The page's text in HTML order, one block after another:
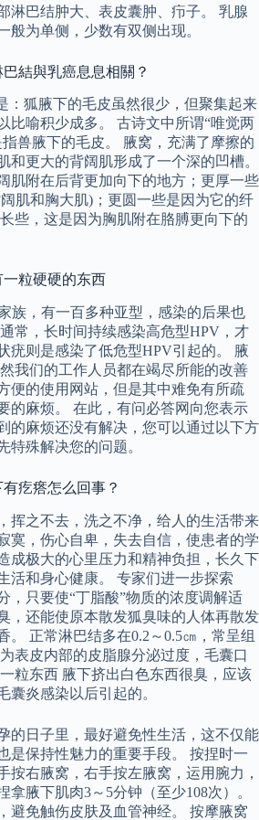
淋巴结肿大、表皮囊肿、疖子。 乳腺
般为单侧，少数有双侧出现。
結與乳癌息息相關？
：狐腋下的毛皮虽然很少，但聚集起来
比喻积少成多。 古诗文中所谓“唯觉两
兽腋下的毛皮。 腋窝，充满了摩擦的
和更大的背阔肌形成了一个深的凹槽。
肌附在后背更加向下的地方；更厚一些
肌和胸大肌)；更圆一些是因为它的纤
些，这是因为胸肌附在胳膊更向下的
粒硬硬的东西
族，有一百多种亚型，感染的后果也
常，长时间持续感染高危型HPV，才
疣则是感染了低危型HPV引起的。 腋
我们的工作人员都在竭尽所能的改善
便的使用网站，但是其中难免有所疏
的麻烦。 在此，有问必答网向您表示
的麻烦还没有解决，您可以通过以下方
特殊解决您的问题。
疙瘩怎么回事？
挥之不去，洗之不净，给人的生活带来
寞，伤心自卑，失去自信，使患者的学
成极大的心里压力和精神负担，长久下
活和身心健康。 专家们进一步探索
，只要使“丁脂酸”物质的浓度调解适
，还能使原本散发狐臭味的人体再散发
。 正常淋巴结多在0.2～0.5㎝，常呈组
表皮内部的皮脂腺分泌过度，毛囊口
粒东西 腋下挤出白色东西很臭，应该
囊炎感染以后引起的。
的日子里，最好避免性生活，这不仅能
是保持性魅力的重要手段。 按捏时一
按右腋窝，右手按左腋窝，运用腕力，
拿腋下肌肉3～5分钟（至少108次）。
避免触伤皮肤及血管神经。 按摩腋窝